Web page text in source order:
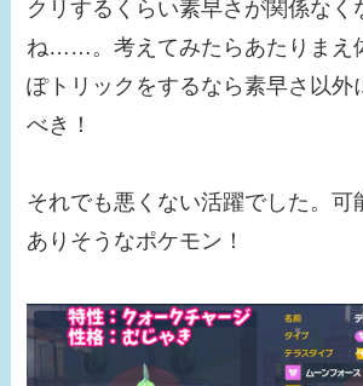
クリするくらい素早さが関係なく
ね……。考えてみたらあたりまえ
ぽトリックをするなら素早さ以外
べき！
それでも悪くない活躍でした。可
ありそうなポケモン！